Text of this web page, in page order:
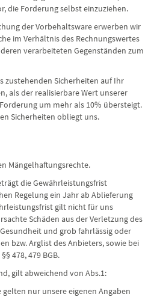
die Forderung selbst einzuziehen.
der Vorbehaltsware erwerben wir
im Verhältnis des Rechnungswertes
verarbeiteten Gegenständen zum
zustehenden Sicherheiten auf Ihr
als der realisierbare Wert unserer
um mehr als 10% übersteigt.
Sicherheiten obliegt uns.
Mängelhaftungsrechte.
die Gewährleistungsfrist
Regelung ein Jahr ab Ablieferung
gilt nicht für uns
Schäden aus der Verletzung des
und grob fahrlässig oder
bzw. Arglist des Anbieters, sowie bei
478, 479 BGB.
gilt abweichend von Abs.1:
gelten nur unsere eigenen Angaben